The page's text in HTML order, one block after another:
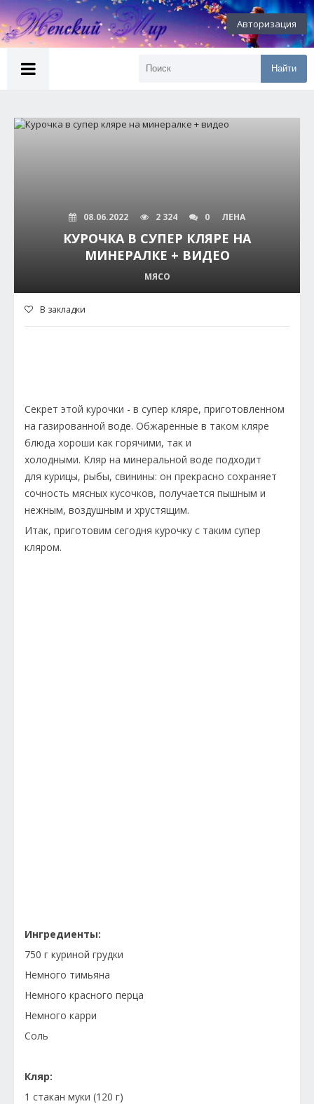
Авторизация
Найти
08.06.2022 2 324 0 ЛЕНА
КУРОЧКА В СУПЕР КЛЯРЕ НА
МИНЕРАЛКЕ + ВИДЕО
МЯСО
В закладки
Секрет этой курочки - в супер кляре, приготовленном
на газированной воде. Обжаренные в таком кляре
блюда хороши как горячими, так и
холодными. Кляр на минеральной воде подходит
для курицы, рыбы, свинины: он прекрасно сохраняет
сочность мясных кусочков, получается пышным и
нежным, воздушным и хрустящим.
Итак, приготовим сегодня курочку с таким супер
кляром.
Ингредиенты:
750 г куриной грудки
Немного тимьяна
Немного красного перца
Немного карри
Соль
Кляр:
1 стакан муки (120 г)